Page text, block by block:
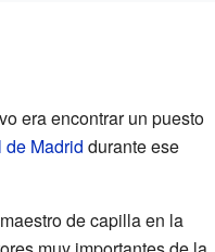
era encontrar un puesto
Madrid durante ese
de capilla en la